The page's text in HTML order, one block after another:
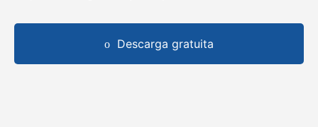
Descarga gratuita